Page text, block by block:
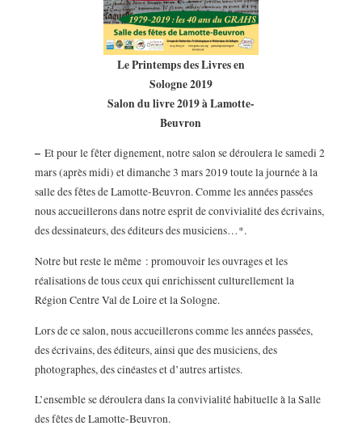
Le Printemps des Livres en
Sologne 2019
Salon du livre 2019 à Lamotte-
Beuvron
–Et pour le fêter dignement, notre salon se déroulera le samedi 2
mars (après midi) et dimanche 3 mars 2019 toute la journée à la
salle des fêtes de Lamotte-Beuvron. Comme les années passées
nous accueillerons dans notre esprit de convivialité des écrivains,
des dessinateurs, des éditeurs des musiciens…*.
Notre but reste le même : promouvoir les ouvrages et les
réalisations de tous ceux qui enrichissent culturellement la
Région Centre Val de Loire et la Sologne.
Lors de ce salon, nous accueillerons comme les années passées,
des écrivains, des éditeurs, ainsi que des musiciens, des
photographes, des cinéastes et d’autres artistes.
L’ensemble se déroulera dans la convivialité habituelle à la Salle
des fêtes de Lamotte-Beuvron.